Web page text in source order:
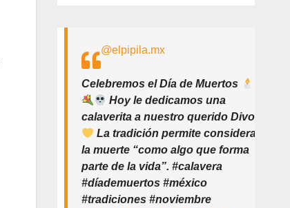
@elpipila.mx
Celebremos el Día de Muertos
Hoy le dedicamos una
calaverita a nuestro querido Divo
La tradición permite considerar
la muerte “como algo que forma
parte de la vida”. #calavera
#díademuertos #méxico
#tradiciones #noviembre